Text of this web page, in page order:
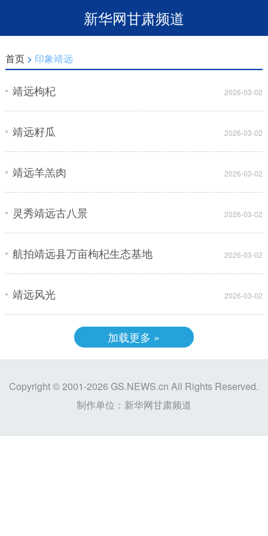
新华网甘肃频道
首页> 印象靖远
靖远枸杞 2026-03-02
靖远籽瓜 2026-03-02
靖远羊羔肉 2026-03-02
灵秀靖远古八景 2026-03-02
航拍靖远县万亩枸杞生态基地 2026-03-02
靖远风光 2026-03-02
加载更多 »
Copyright © 2001-2026 GS.NEWS.cn All Rights Reserved.
制作单位：新华网甘肃频道